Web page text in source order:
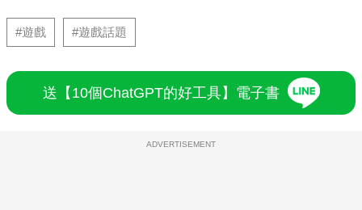
#遊戲 #遊戲話題
送【10個ChatGPT的好工具】電子書
ADVERTISEMENT